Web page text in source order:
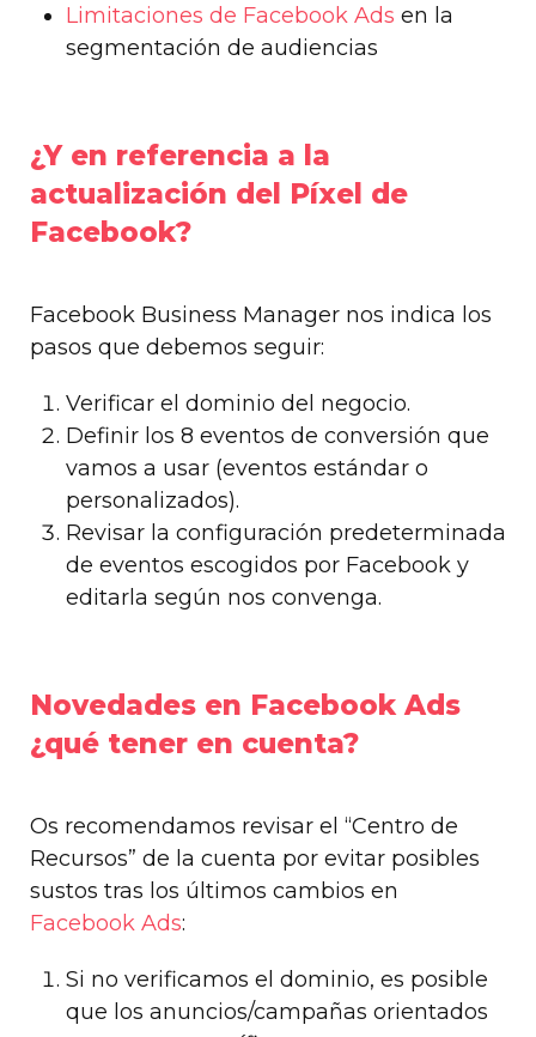
Limitaciones de Facebook Ads en la
segmentación de audiencias
¿Y en referencia a la
actualización del Píxel de
Facebook?
Facebook Business Manager nos indica los
pasos que debemos seguir:
Verificar el dominio del negocio.
Definir los 8 eventos de conversión que
vamos a usar (eventos estándar o
personalizados).
Revisar la configuración predeterminada
de eventos escogidos por Facebook y
editarla según nos convenga.
Novedades en Facebook Ads
¿qué tener en cuenta?
Os recomendamos revisar el “Centro de
Recursos” de la cuenta por evitar posibles
sustos tras los últimos cambios en
Facebook Ads:
Si no verificamos el dominio, es posible
que los anuncios/campañas orientados